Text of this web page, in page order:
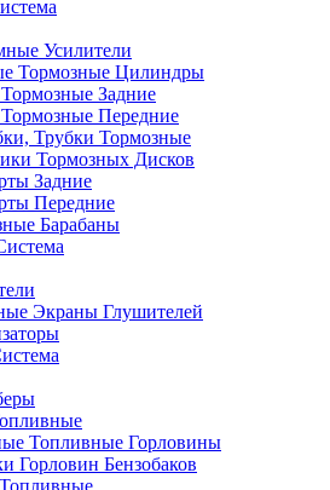
Усилители
Тормозные Цилиндры
Задние
Передние
Трубки Тормозные
Тормозных Дисков
Задние
Передние
Барабаны
Экраны Глушителей
Топливные Горловины
Горловин Бензобаков